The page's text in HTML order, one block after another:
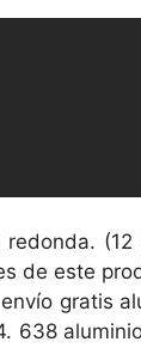
redonda.
de este
gratis
638